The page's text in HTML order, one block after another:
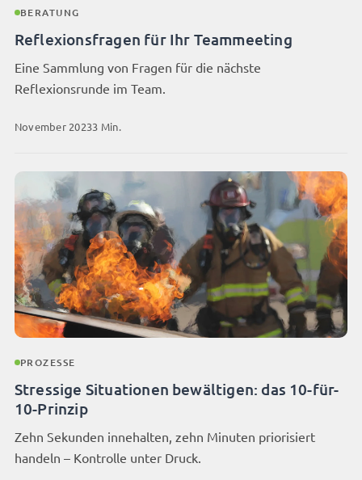
BERATUNG
Reflexionsfragen für Ihr Teammeeting
Eine Sammlung von Fragen für die nächste
Reflexionsrunde im Team.
November 20233 Min.
PROZESSE
Stressige Situationen bewältigen: das 10-für-
10-Prinzip
Zehn Sekunden innehalten, zehn Minuten priorisiert
handeln – Kontrolle unter Druck.